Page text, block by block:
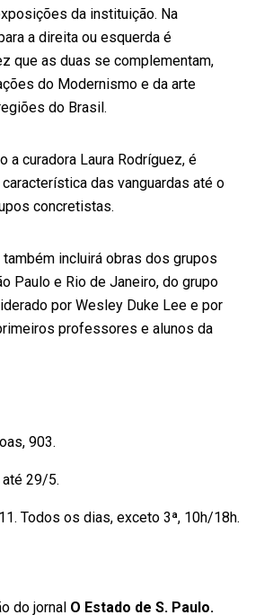
da instituição. Na
a direita ou esquerda é
que as duas se complementam,
do Modernismo e da arte
do Brasil.
a curadora Laura Rodríguez, é
das vanguardas até o
concretistas.
também incluirá obras dos grupos
Paulo e Rio de Janeiro, do grupo
por Wesley Duke Lee e por
professores e alunos da
903.
29/5.
Todos os dias, exceto 3ª, 10h/18h.
do jornal O Estado de S. Paulo.